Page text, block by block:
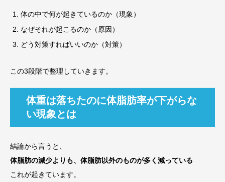
体の中で何が起きているのか（現象）
なぜそれが起こるのか（原因）
どう対策すればいいのか（対策）
この3段階で整理していきます。
体重は落ちたのに体脂肪率が下がらな
い現象とは
結論から言うと、
体脂肪の減少よりも、体脂肪以外のものが多く減っている
これが起きています。